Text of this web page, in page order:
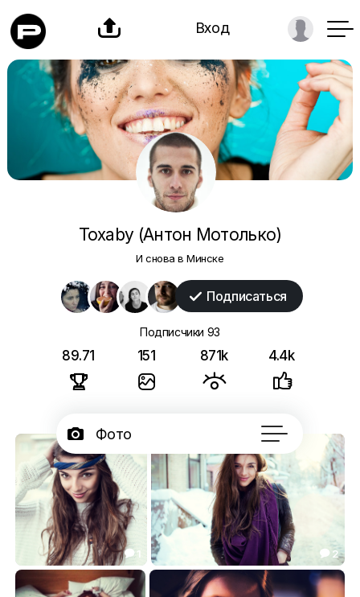
 Вход
Toxaby (Антон Мотолько)
И снова в Минске
 Подписаться
Подписчики 93
89.71

151

871k

4.4k

 Фото
 Серии
 Блог
 Подписчики
***
 14.53
 1
Юля
5.51
 2